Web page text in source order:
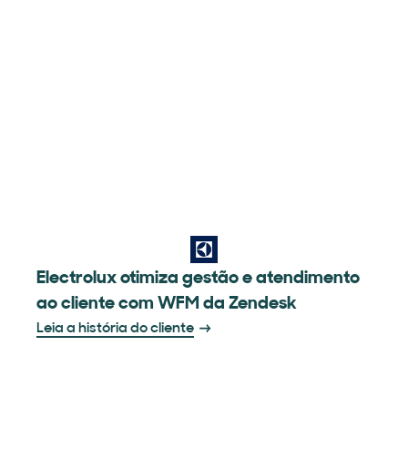
Electrolux otimiza gestão e atendimento
ao cliente com WFM da Zendesk
Leia a história do cliente